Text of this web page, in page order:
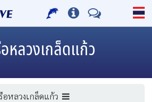
อหลวงเกล็ดแก้ว
อหลวงเกล็ดแก้ว